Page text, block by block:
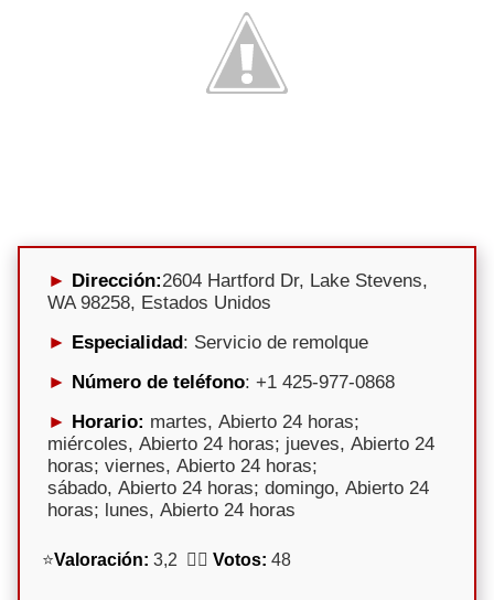
Dirección:2604 Hartford Dr, Lake Stevens,
WA 98258, Estados Unidos
Especialidad: Servicio de remolque
Número de teléfono: +1 425-977-0868
Horario: martes, Abierto 24 horas;
miércoles, Abierto 24 horas; jueves, Abierto 24
horas; viernes, Abierto 24 horas;
sábado, Abierto 24 horas; domingo, Abierto 24
horas; lunes, Abierto 24 horas
⭐Valoración: 3,2 🕵️‍♀️ Votos: 48